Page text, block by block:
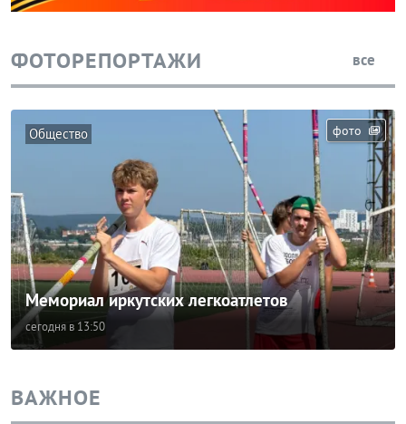
ФОТОРЕПОРТАЖИ все
фото
Общество
Мемориал иркутских легкоатлетов
сегодня в 13:50
ВАЖНОЕ